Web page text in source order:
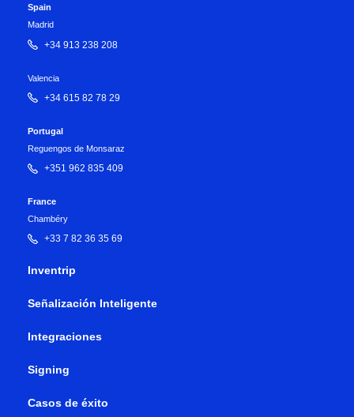
Spain
Madrid
+34 913 238 208
Valencia
+34 615 82 78 29
Portugal
Reguengos de Monsaraz
+351 962 835 409
France
Chambéry
+33 7 82 36 35 69
Inventrip
Señalización Inteligente
Integraciones
Signing
Casos de éxito